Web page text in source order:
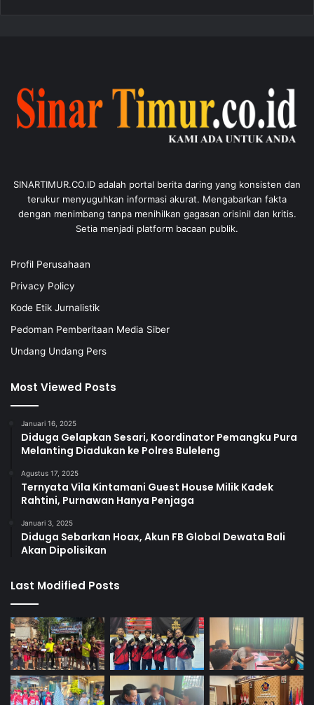
SINARTIMUR.CO.ID adalah portal berita daring yang konsisten dan
terukur menyuguhkan informasi akurat. Mengabarkan fakta
dengan menimbang tanpa menihilkan gagasan orisinil dan kritis.
Setia menjadi platform bacaan publik.
Profil Perusahaan
Privacy Policy
Kode Etik Jurnalistik
Pedoman Pemberitaan Media Siber
Undang Undang Pers
Most Viewed Posts
Januari 16, 2025
Diduga Gelapkan Sesari, Koordinator Pemangku Pura
Melanting Diadukan ke Polres Buleleng
Agustus 17, 2025
Ternyata Vila Kintamani Guest House Milik Kadek
Rahtini, Purnawan Hanya Penjaga
Januari 3, 2025
Diduga Sebarkan Hoax, Akun FB Global Dewata Bali
Akan Dipolisikan
Last Modified Posts